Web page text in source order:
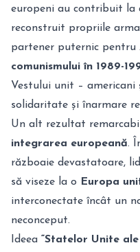
europeni au contribuit la
reconstruit propriile
partener puternic pentru
comunismului în 1989-
Vestului unit –
solidaritate și înarmare
Un alt rezultat
integrarea europeană.
războaie devastatoare,
să viseze la o
Europa
interconectate încât un
neconceput.
Ideea “Statelor Unite ale